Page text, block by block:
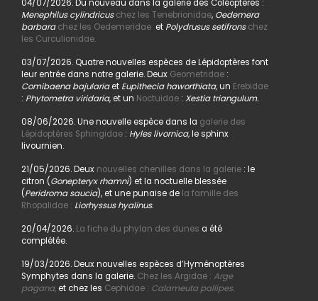
04/07/2026. Du nouveau dans la galerie des Coléoptères :
Menephilus cylindricus chez les Tenebrionidae,Oedemera
barbara chez les Oedemeridaeet Polydrusus setifrons chez
les Curculionidae.
03/07/2026. Quatre nouvelles espèces de Lépidoptères font
leur entrée dans notre galerie. Deux Geometridae:
Comibaena bajulariaet Eupithecia haworthiata,un Erebidae
: Phytometra viridaria, et un Noctuidae: Xestia triangulum.
08/06/2026. Une nouvelle espèce dans la galerie des
Lépidoptères Sphingidae: Hyles livornica,le sphinx
livournien.
21/05/2026. Deux nouvelles chenilles dans la galerie : le
citron (Gonepteryx rhamni) et la noctuelle blessée
(Peridroma saucia), et une punaise dela famille des
Rhopalidae : Liorhyssus hyalinus.
20/04/2026. La fiche du phylan des dunes a été
complétée.
19/03/2026. Deux nouvelles espèces d’Hyménoptères
Symphytes dans la galerie. Chez les Argidae : Arge
pagana,et chez les Cephidae : Calameuta pallipes.